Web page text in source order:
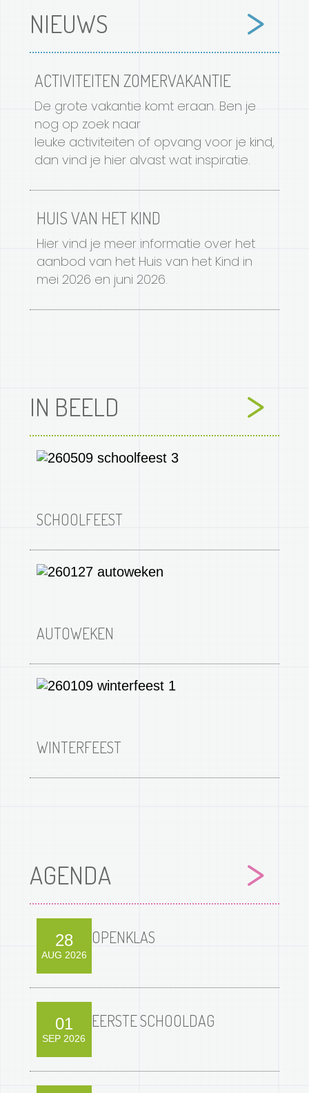
NIEUWS
ACTIVITEITEN ZOMERVAKANTIE
De grote vakantie komt eraan. Ben je
nog op zoek naar
leuke activiteiten of opvang voor je kind,
dan vind je hier alvast wat inspiratie.
HUIS VAN HET KIND
Hier vind je meer informatie over het
aanbod van het Huis van het Kind in
mei 2026 en juni 2026.
IN BEELD
Afbeelding
SCHOOLFEEST
Afbeelding
AUTOWEKEN
Afbeelding
WINTERFEEST
AGENDA
28
AUG 2026
OPENKLAS
01
SEP 2026
EERSTE SCHOOLDAG